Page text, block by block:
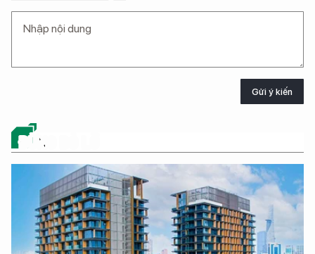
Gửi ý kiến
ĐỪNG BỎ LỠ